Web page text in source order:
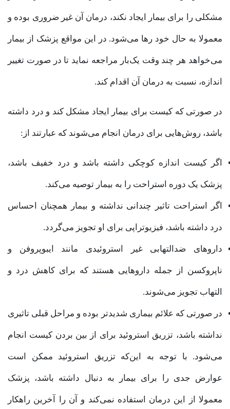
مشکلی را برای بیمار ایجاد نکند، درمان آن غیر ضروری بوده و
معمولا به حال خود رها می‌شود. در این مواقع پزشک از بیمار
می‌خواهد هر چند وقت یک‌بار مراجعه نماید تا در صورت تغییر
اندازه، نسبت به درمان آن اقدام کند.
در صورتی که کیست برای بیمار ایجاد مشکل کند و درد داشته
باشد، روش‌هایی برای درمان انجام می‌شوند که عبارتند از:
اگر کیست اندازه کوچکی داشته باشد و درد خفیف باشد،
پزشک یک دوره استراحت را به بیمار توصیه می‌کند.
اگر استراحت تاثیر چندانی نداشته و بیمار همچنان احساس
درد داشته باشد، فیزیوتراپی برای او تجویز می‌گردد.
داروهای ضدالتهابی غیر استروئیدی مانند ایبوپروفن و
ناپروکسن از جمله داروهایی هستند که برای کاهش درد و
التهاب تجویز می‌شوند.
در صورتی که علائم بیماری شدیدتر بوده و مراحل قبلی تاثیری
نداشته باشد، تزریق استروئید برای از بین بردن کیست انجام
می‌شود. با توجه به این‌که تزریق استروئید ممکن است
عوارض جدی را برای بیمار به دنبال داشته باشد، پزشک
معمولا از این درمان استفاده نمی‌کند و آن را آخرین راهکار